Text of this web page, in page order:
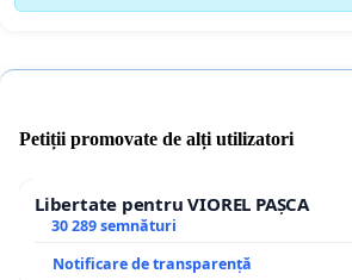
Petiții promovate de alți utilizatori
Libertate pentru VIOREL PAȘCA
30 289 semnături
Notificare de transparență